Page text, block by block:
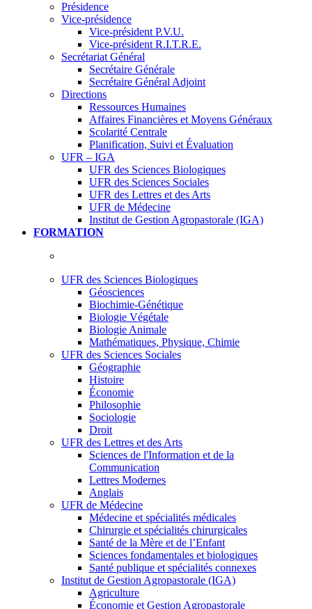
Présidence
Vice-présidence
Vice-président P.V.U.
Vice-président R.I.T.R.E.
Secrétariat Général
Secrétaire Générale
Secrétaire Général Adjoint
Directions
Ressources Humaines
Affaires Financières et Moyens Généraux
Scolarité Centrale
Planification, Suivi et Évaluation
UFR – IGA
UFR des Sciences Biologiques
UFR des Sciences Sociales
UFR des Lettres et des Arts
UFR de Médecine
Institut de Gestion Agropastorale (IGA)
FORMATION
UFR des Sciences Biologiques
Géosciences
Biochimie-Génétique
Biologie Végétale
Biologie Animale
Mathématiques, Physique, Chimie
UFR des Sciences Sociales
Géographie
Histoire
Économie
Philosophie
Sociologie
Droit
UFR des Lettres et des Arts
Sciences de l'Information et de la
Communication
Lettres Modernes
Anglais
UFR de Médecine
Médecine et spécialités médicales
Chirurgie et spécialités chirurgicales
Santé de la Mère et de l’Enfant
Sciences fondamentales et biologiques
Santé publique et spécialités connexes
Institut de Gestion Agropastorale (IGA)
Agriculture
Économie et Gestion Agropastorale